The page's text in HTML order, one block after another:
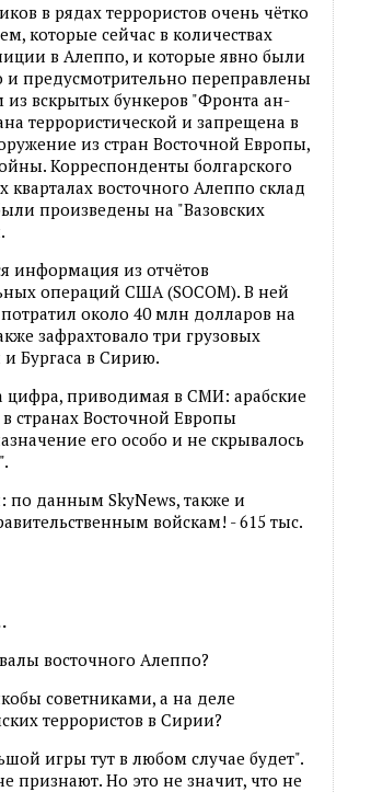
в рядах террористов очень чётко
которые сейчас в количествах
в Алеппо, и которые явно были
и предусмотрительно переправлены
вскрытых бункеров "Фронта ан-
террористической и запрещена в
из стран Восточной Европы,
Корреспонденты болгарского
восточного Алеппо склад
произведены на "Вазовских
информация из отчётов
операций США (SOCOM). В ней
около 40 млн долларов на
зафрахтовало три грузовых
Бургаса в Сирию.
цифра, приводимая в СМИ: арабские
странах Восточной Европы
его особо и не скрывалось
по данным SkyNews, также и
войскам! - 615 тыс.
восточного Алеппо?
советниками, а на деле
террористов в Сирии?
игры тут в любом случае будет".
признают. Но это не значит, что не